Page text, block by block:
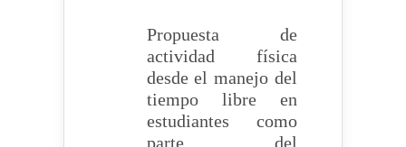
Propuesta de
actividad física
desde el manejo del
tiempo libre en
estudiantes como
parte del